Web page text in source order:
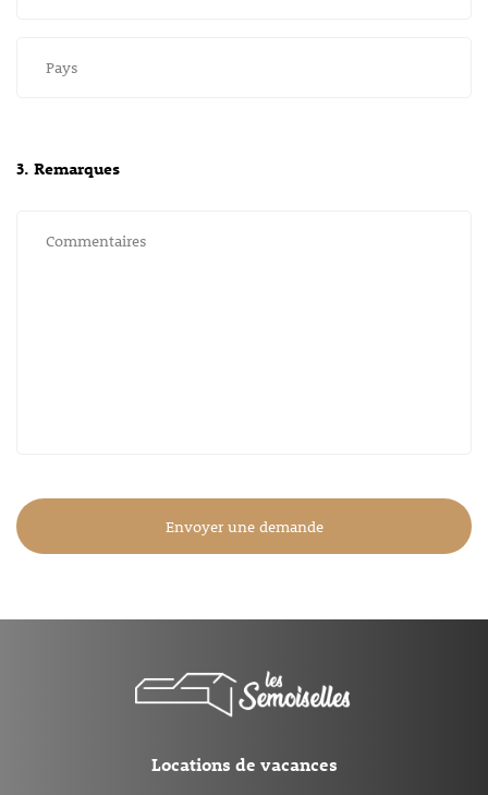
Pays
3. Remarques
Commentaires
Envoyer une demande
Locations de vacances